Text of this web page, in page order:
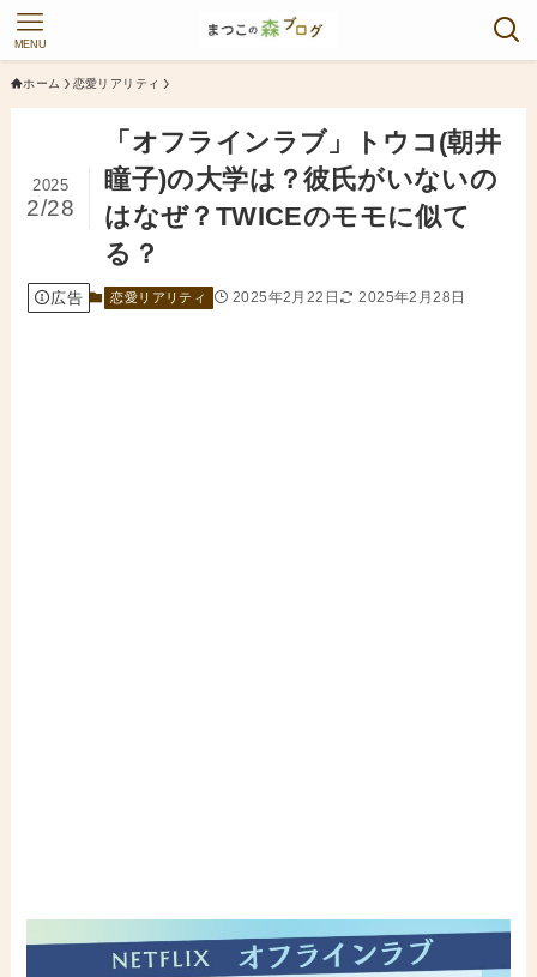
MENU
ホーム 恋愛リアリティ
「オフラインラブ」トウコ(朝井
瞳子)の大学は？彼氏がいないの
はなぜ？TWICEのモモに似て
る？
2025
2/28
広告 恋愛リアリティ 2025年2月22日 2025年2月28日